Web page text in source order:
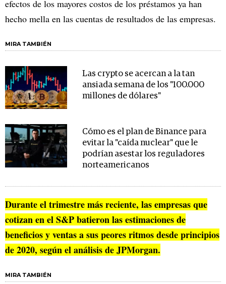
efectos de los mayores costos de los préstamos ya han
hecho mella en las cuentas de resultados de las empresas.
MIRA TAMBIÉN
Las crypto se acercan a la tan
ansiada semana de los "100.000
millones de dólares"
Cómo es el plan de Binance para
evitar la "caída nuclear" que le
podrían asestar los reguladores
norteamericanos
Durante el trimestre más reciente, las empresas que
cotizan en el S&P batieron las estimaciones de
beneficios y ventas a sus peores ritmos desde principios
de 2020, según el análisis de JPMorgan.
MIRA TAMBIÉN